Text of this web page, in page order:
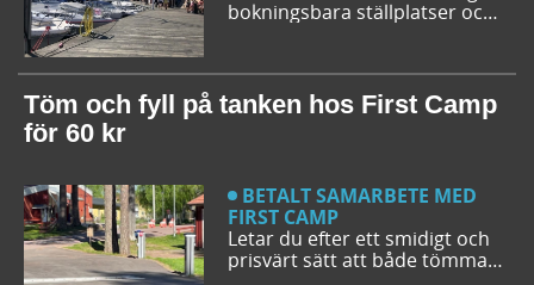
bokningsbara ställplatser och
campingturen. Vi ger dig några
bra förslag på ställplatser och
husbilsplatser så att du kan
Töm och fyll på tanken hos First Camp
för 60 kr
BETALT SAMARBETE MED
FIRST CAMP
Letar du efter ett smidigt och
prisvärt sätt att både tömma